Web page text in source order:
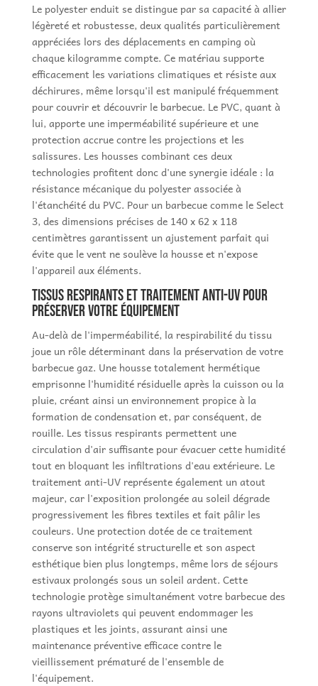
Le polyester enduit se distingue par sa capacité à allier
légèreté et robustesse, deux qualités particulièrement
appréciées lors des déplacements en camping où
chaque kilogramme compte. Ce matériau supporte
efficacement les variations climatiques et résiste aux
déchirures, même lorsqu'il est manipulé fréquemment
pour couvrir et découvrir le barbecue. Le PVC, quant à
lui, apporte une imperméabilité supérieure et une
protection accrue contre les projections et les
salissures. Les housses combinant ces deux
technologies profitent donc d'une synergie idéale : la
résistance mécanique du polyester associée à
l'étanchéité du PVC. Pour un barbecue comme le Select
3, des dimensions précises de 140 x 62 x 118
centimètres garantissent un ajustement parfait qui
évite que le vent ne soulève la housse et n'expose
l'appareil aux éléments.
Tissus respirants et traitement anti-UV pour
préserver votre équipement
Au-delà de l'imperméabilité, la respirabilité du tissu
joue un rôle déterminant dans la préservation de votre
barbecue gaz. Une housse totalement hermétique
emprisonne l'humidité résiduelle après la cuisson ou la
pluie, créant ainsi un environnement propice à la
formation de condensation et, par conséquent, de
rouille. Les tissus respirants permettent une
circulation d'air suffisante pour évacuer cette humidité
tout en bloquant les infiltrations d'eau extérieure. Le
traitement anti-UV représente également un atout
majeur, car l'exposition prolongée au soleil dégrade
progressivement les fibres textiles et fait pâlir les
couleurs. Une protection dotée de ce traitement
conserve son intégrité structurelle et son aspect
esthétique bien plus longtemps, même lors de séjours
estivaux prolongés sous un soleil ardent. Cette
technologie protège simultanément votre barbecue des
rayons ultraviolets qui peuvent endommager les
plastiques et les joints, assurant ainsi une
maintenance préventive efficace contre le
vieillissement prématuré de l'ensemble de
l'équipement.